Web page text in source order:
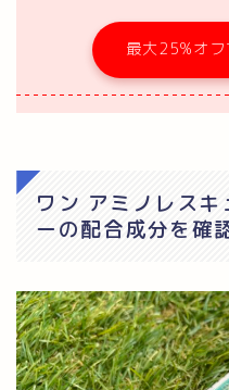
最大25%オフ
ワン アミノレス
ーの配合成分を確